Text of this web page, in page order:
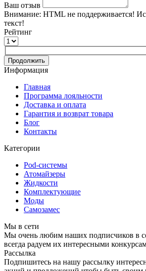
Ваш отзыв
Внимание: HTML не поддерживается!
текст!
Рейтинг
Продолжить
Информация
Главная
Программа лояльности
Доставка и оплата
Гарантия и возврат товара
Блог
Контакты
Категории
Pod-системы
Атомайзеры
Жидкости
Комплектующие
Моды
Самозамес
Мы в сети
Мы очень любим наших подписчиков в
всегда радуем их интересными
Рассылка
Подпишитесь на нашу рассылку